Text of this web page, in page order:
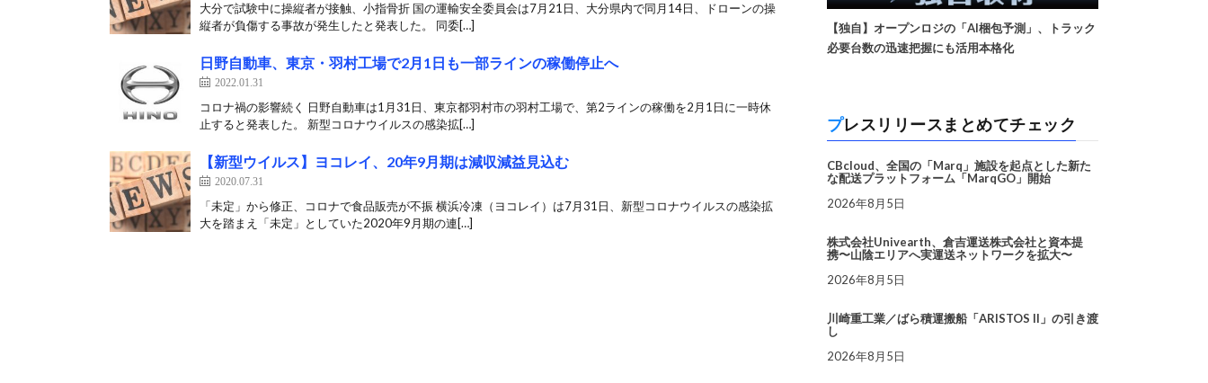
大分で試験中に操縦者が接触、小指骨折 国の運輸安全委員会は7月21日、大分県内で同月14日、ドローンの操
縦者が負傷する事故が発生したと発表した。 同委[…]
日野自動車、東京・羽村工場で2月1日も一部ラインの稼働停止へ
2022.01.31
コロナ禍の影響続く 日野自動車は1月31日、東京都羽村市の羽村工場で、第2ラインの稼働を2月1日に一時休
止すると発表した。 新型コロナウイルスの感染拡[…]
【新型ウイルス】ヨコレイ、20年9月期は減収減益見込む
2020.07.31
「未定」から修正、コロナで食品販売が不振 横浜冷凍（ヨコレイ）は7月31日、新型コロナウイルスの感染拡
大を踏まえ「未定」としていた2020年9月期の連[…]
【独自】オープンロジの「AI梱包予測」、トラック
必要台数の迅速把握にも活用本格化
プレスリリースまとめてチェック
CBcloud、全国の「Marq」施設を起点とした新た
な配送プラットフォーム「MarqGO」開始
2026年8月5日
株式会社Univearth、倉吉運送株式会社と資本提
携〜山陰エリアへ実運送ネットワークを拡大〜
2026年8月5日
川崎重工業／ばら積運搬船「ARISTOS II」の引き渡
し
2026年8月5日